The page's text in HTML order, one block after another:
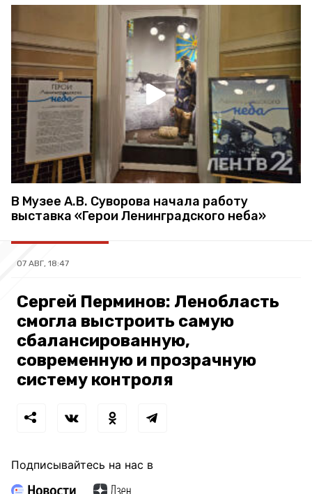
В Музее А.В. Суворова начала работу
выставка «Герои Ленинградского неба»
07 АВГ, 18:47
Сергей Перминов: Ленобласть
смогла выстроить самую
сбалансированную,
современную и прозрачную
систему контроля
Подписывайтесь на нас в